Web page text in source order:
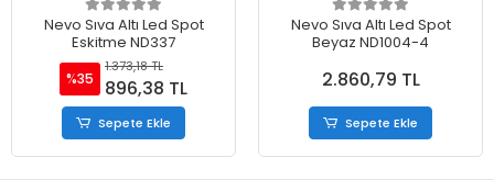
Nevo Sıva Altı Led Spot
Eskitme ND337
%35
1.373,18 TL
896,38 TL
Sepete Ekle
Nevo Sıva Altı Led Spot
Beyaz ND1004-4
2.860,79 TL
Sepete Ekle